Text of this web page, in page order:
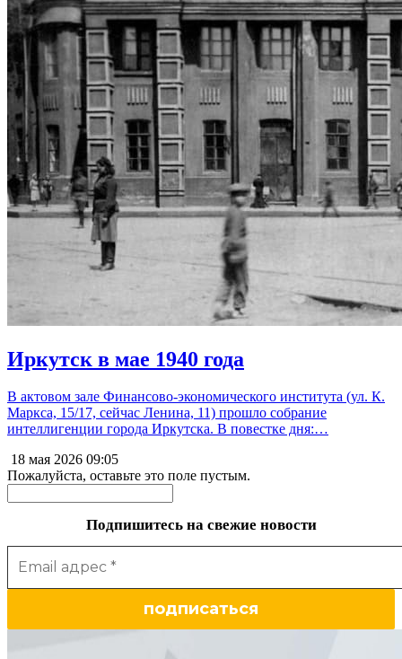
Иркутск в мае 1940 года
В актовом зале Финансово-экономического института (ул. К.
Маркса, 15/17, сейчас Ленина, 11) прошло собрание
интеллигенции города Иркутска. В повестке дня:…
18 мая 2026 09:05
Пожалуйста, оставьте это поле пустым.
Подпишитесь на свежие новости